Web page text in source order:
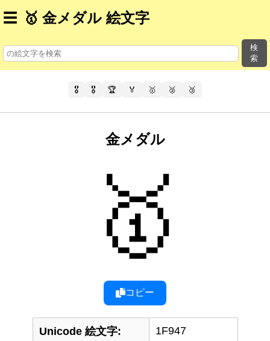
☰ 🥇 金メダル 絵文字
検
索
🎖️ 🎖 🏆 🏅 🥇 🥈 🥉
金メダル
🥇
コピー
Unicode 絵文字: 1F947